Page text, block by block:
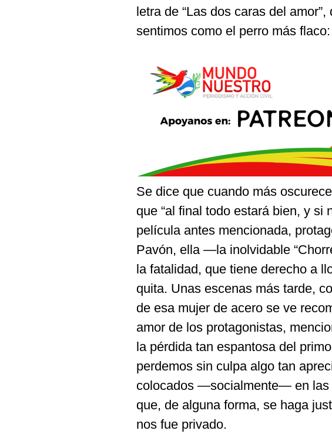
letra de “Las dos caras del
sentimos como el perro más
Se dice que cuando más
que “al final todo estará bien, y si
película antes mencionada,
Pavón, ella —la inolvidable
la fatalidad, que tiene derecho a
quita. Unas escenas más tarde,
de esa mujer de acero se ve
amor de los protagonistas,
la pérdida tan espantosa del
perdemos sin culpa algo tan
colocados —socialmente— en las
que, de alguna forma, se haga
nos fue privado.